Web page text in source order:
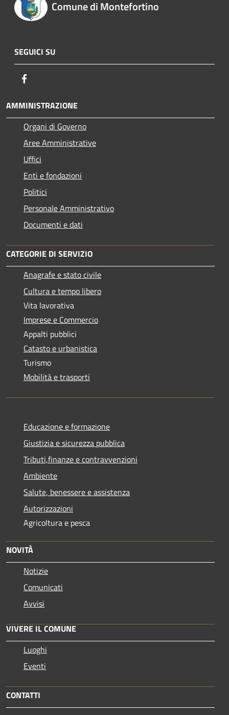
Comune di Montefortino
SEGUICI SU
AMMINISTRAZIONE
Organi di Governo
Aree Amministrative
Uffici
Enti e fondazioni
Politici
Personale Amministrativo
Documenti e dati
CATEGORIE DI SERVIZIO
Anagrafe e stato civile
Cultura e tempo libero
Vita lavorativa
Imprese e Commercio
Appalti pubblici
Catasto e urbanistica
Turismo
Mobilità e trasporti
Educazione e formazione
Giustizia e sicurezza pubblica
Tributi,finanze e contravvenzioni
Ambiente
Salute, benessere e assistenza
Autorizzazioni
Agricoltura e pesca
NOVITÀ
Notizie
Comunicati
Avvisi
VIVERE IL COMUNE
Luoghi
Eventi
CONTATTI